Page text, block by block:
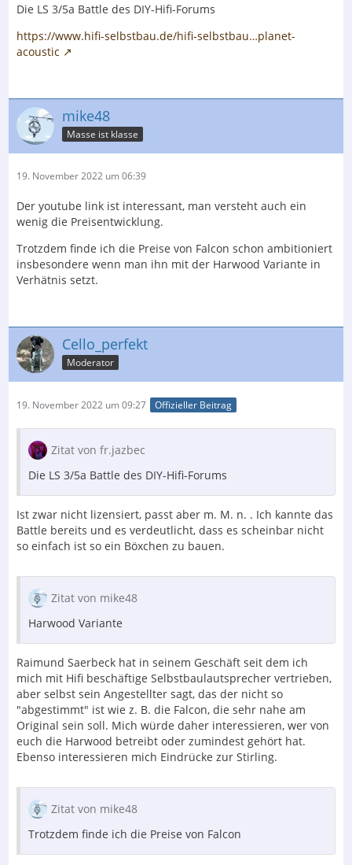
Die LS 3/5a Battle des DIY-Hifi-Forums
https://www.hifi-selbstbau.de/hifi-selbstbau…planet-
acoustic
mike48
Masse ist klasse
19. November 2022 um 06:39
Der youtube link ist interessant, man versteht auch ein
wenig die Preisentwicklung.
Trotzdem finde ich die Preise von Falcon schon ambitioniert
insbesondere wenn man ihn mit der Harwood Variante in
Verhätnis setzt.
Cello_perfekt
Moderator
19. November 2022 um 09:27 Offizieller Beitrag
Zitat von fr.jazbec
Die LS 3/5a Battle des DIY-Hifi-Forums
Ist zwar nicht lizensiert, passt aber m. M. n. . Ich kannte das
Battle bereits und es verdeutlicht, dass es scheinbar nicht
so einfach ist so ein Böxchen zu bauen.
Zitat von mike48
Harwood Variante
Raimund Saerbeck hat in seinem Geschäft seit dem ich
mich mit Hifi beschäftige Selbstbaulautsprecher vertrieben,
aber selbst sein Angestellter sagt, das der nicht so
"abgestimmt" ist wie z. B. die Falcon, die sehr nahe am
Original sein soll. Mich würde daher interessieren, wer von
euch die Harwood betreibt oder zumindest gehört hat.
Ebenso interessieren mich Eindrücke zur Stirling.
Zitat von mike48
Trotzdem finde ich die Preise von Falcon